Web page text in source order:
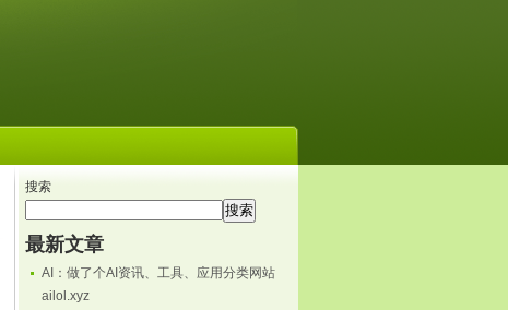
搜索
搜索
最新文章
AI：做了个AI资讯、工具、应用分类网站
ailol.xyz